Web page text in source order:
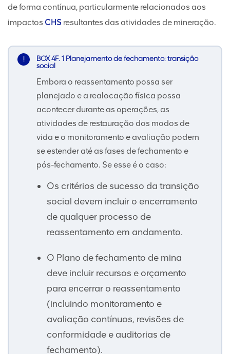
de forma contínua, particularmente relacionados aos
impactos CHS resultantes das atividades de mineração.
BOX 4F. 1 Planejamento de fechamento: transição
social
Embora o reassentamento possa ser
planejado e a realocação física possa
acontecer durante as operações, as
atividades de restauração dos modos de
vida e o monitoramento e avaliação podem
se estender até as fases de fechamento e
pós-fechamento. Se esse é o caso:
Os critérios de sucesso da transição
social devem incluir o encerramento
de qualquer processo de
reassentamento em andamento.
O Plano de fechamento de mina
deve incluir recursos e orçamento
para encerrar o reassentamento
(incluindo monitoramento e
avaliação contínuos, revisões de
conformidade e auditorias de
fechamento).